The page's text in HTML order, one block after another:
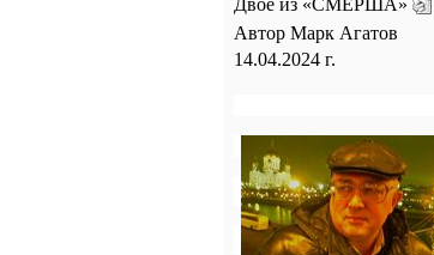
Двое из «СМЕРША»
Автор Марк Агатов
14.04.2024 г.